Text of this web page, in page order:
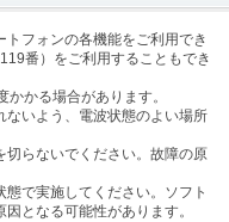
フォンの各機能をご利用でき
番）をご利用することもでき
かる場合があります。
ないよう、電波状態のよい場所
切らないでください。故障の原
で実施してください。ソフト
となる可能性があります。